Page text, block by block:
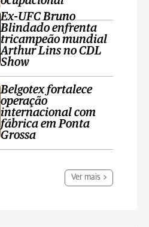
Ex-UFC Bruno
Blindado enfrenta
tricampeão mundial
Arthur Lins no CDL
Show
Belgotex fortalece
operação
internacional com
fábrica em Ponta
Grossa
Ver mais